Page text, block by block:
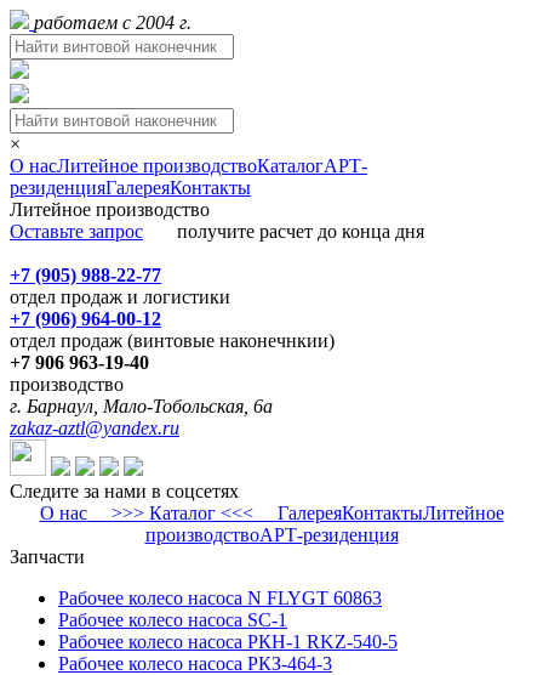
работаем с 2004 г.
×
О насЛитейное производствоКаталогАРТ-
резиденцияГалереяКонтакты
Литейное производство
Оставьте запрос получите расчет до конца дня
+7 (905) 988-22-77
отдел продаж и логистики
+7 (906) 964-00-12
отдел продаж (винтовые наконечнкии)
+7 906 963-19-40
производство
г. Барнаул, Мало-Тобольская, 6а
zakaz-aztl@yandex.ru
Следите за нами в соцсетях
О нас>>> Каталог <<< ГалереяКонтактыЛитейное
производствоАРТ-резиденция
Запчасти
Рабочее колесо насоса N FLYGT 60863
Рабочее колесо насоса SC-1
Рабочее колесо насоса РКН-1 RKZ-540-5
Рабочее колесо насоса РКЗ-464-3